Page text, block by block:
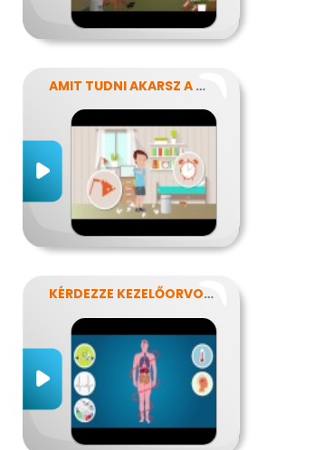
AMIT TUDNI AKARSZ A NÁTHÁRÓL
KÉRDEZZE KEZELŐORVOSÁT?